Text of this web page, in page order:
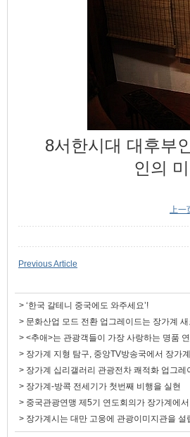
8서한시대 대후부
인의
上一
Previous Article
> ‘한국 갈테니 중국에도 와주세요’!
> 문화산업 모드 전환 업그레이드는 장가계
> <추애>는 관광객들이 가장 사랑하는 명품
> 장가계 지형 탐구, 중앙TV방송국에서 장가
> 장가계 십리갤러리 관광전차 쾌적화 업그레
> 장가계-방콕 전세기가 첫번째 비행을 실현
> 중국관광연맹 제5기 연도회의가 장가계에서
> 장가계시는 대만 고웅에 관광이미지관을 설